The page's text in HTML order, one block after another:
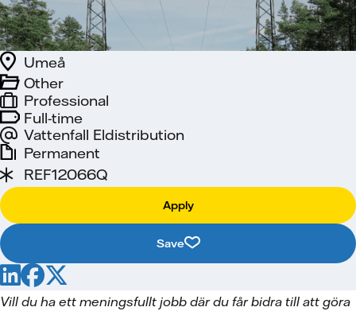
Full-time
Vattenfall Eldistribution
Umeå
Professional
Other
Permanent
REF12066Q
Apply
Save
Vill du ha ett meningsfullt jobb där du får bidra till att göra